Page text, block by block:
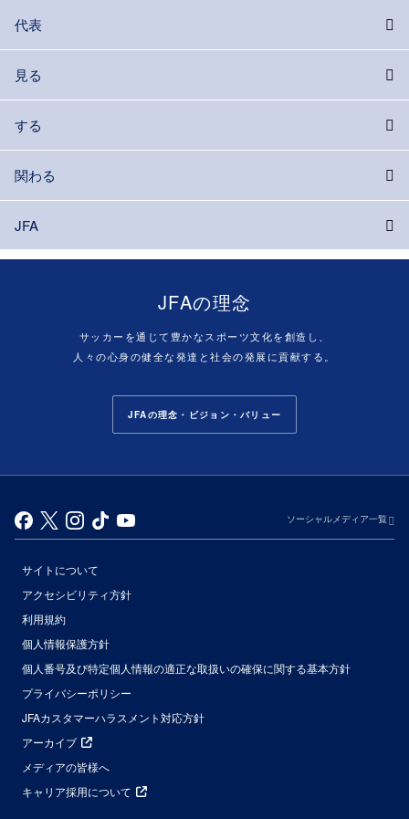
代表
見る
する
関わる
JFA
JFAの理念
サッカーを通じて豊かなスポーツ文化を創造し、
人々の心身の健全な発達と社会の発展に貢献する。
JFAの理念・ビジョン・バリュー
ソーシャルメディア一覧
サイトについて
アクセシビリティ方針
利用規約
個人情報保護方針
個人番号及び特定個人情報の適正な取扱いの確保に関する基本方針
プライバシーポリシー
JFAカスタマーハラスメント対応方針
アーカイブ
メディアの皆様へ
キャリア採用について